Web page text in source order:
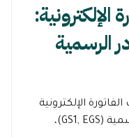
الإلكترونية:
الرسمية
الإلكترونية
بصيغة PDF. اكتشف المصادر الرسمية (GS1, EGS)،